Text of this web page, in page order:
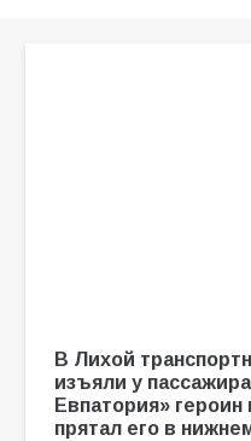
В Лихой
изъяли у
Евпатория»
прятал его в